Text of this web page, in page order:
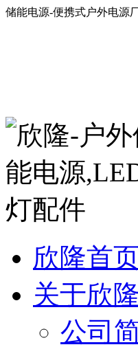
储能电源-便携式户外电源
欣隆首
关于欣隆
公司